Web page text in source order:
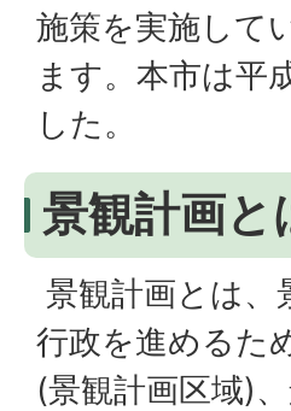
施策を実施して
ます。本市は平
した。
景観計画と
景観計画とは、
行政を進めるた
(景観計画区域)